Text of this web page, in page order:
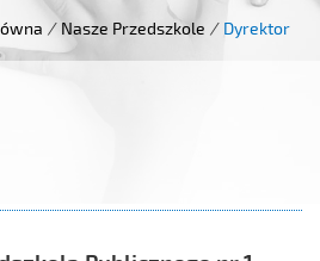
/ Nasze Przedszkole / Dyrektor